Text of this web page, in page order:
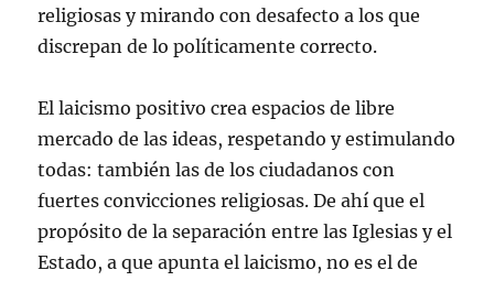
religiosas y mirando con desafecto a los que
discrepan de lo políticamente correcto.
El laicismo positivo crea espacios de libre
mercado de las ideas, respetando y estimulando
todas: también las de los ciudadanos con
fuertes convicciones religiosas. De ahí que el
propósito de la separación entre las Iglesias y el
Estado, a que apunta el laicismo, no es el de